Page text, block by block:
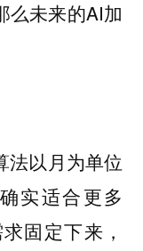
么未来的AI加
法以月为单位
实适合更多
固定下来，